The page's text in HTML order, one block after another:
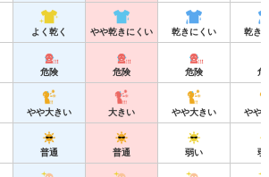
よく乾く やや乾きにくい 乾きにくい 乾き
危険 危険 危険 危
やや大きい 大きい やや大きい やや
普通 普通 弱い 弱